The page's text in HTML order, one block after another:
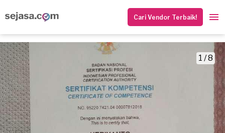
Cari Vendor Terbaik!
1 / 8